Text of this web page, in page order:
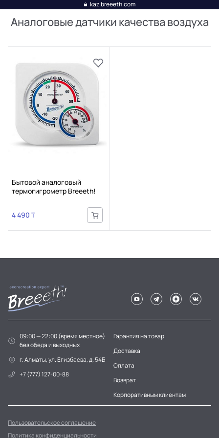
kaz.breeeth.com
Аналоговые датчики качества воздуха
Бытовой аналоговый
термогигрометр Breeeth!
4 490 ₸
09:00 — 22:00 (время местное)
без обеда и выходных
г. Алматы, ул. Егизбаева, д. 54Б
+7 (777) 127-00-88
Гарантия на товар
Доставка
Оплата
Возврат
Корпоративным клиентам
Пользовательское соглашение
Политика конфиденциальности